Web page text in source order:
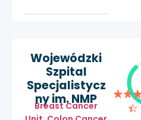
Wojewódzki
Szpital
Specjalistycz
ny im. NMP
Breast Cancer